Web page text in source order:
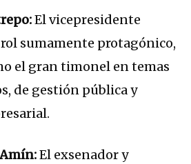
El vicepresidente
sumamente protagónico,
el gran timonel en temas
de gestión pública y
El exsenador y